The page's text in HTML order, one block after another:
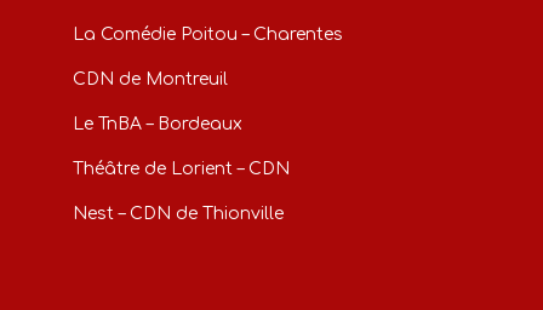
La Comédie Poitou – Charentes
CDN de Montreuil
Le TnBA – Bordeaux
Théâtre de Lorient – CDN
Nest – CDN de Thionville